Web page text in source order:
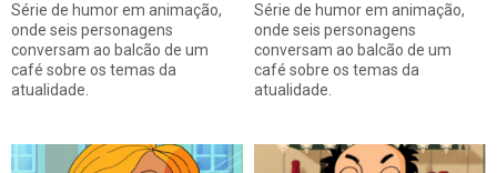
Série de humor em animação,
onde seis personagens
conversam ao balcão de um
café sobre os temas da
atualidade.
Série de humor em animação,
onde seis personagens
conversam ao balcão de um
café sobre os temas da
atualidade.